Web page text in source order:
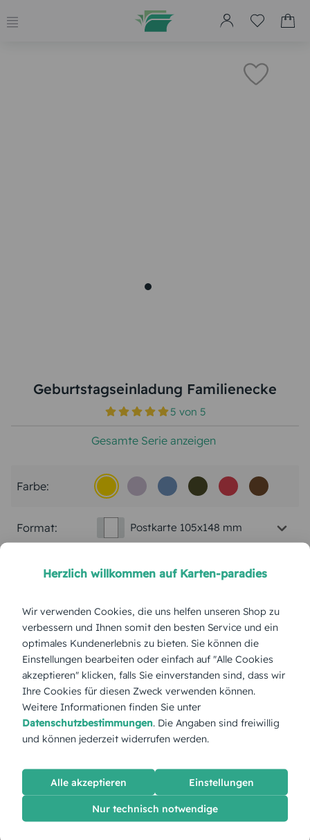
Geburtstagseinladung Familienecke
5 von 5
Gesamte Serie anzeigen
Farbe:
Format: Postkarte 105x148 mm
Papierart: Bilderdruck
Menge:
Stückpreis: 1,55 €
Gesamtpreis: 38,75 € Inkl. MwSt. zzgl. Versand
jetzt gestalten
Herzlich willkommen auf Karten-paradies
Wir verwenden Cookies, die uns helfen unseren Shop zu
verbessern und Ihnen somit den besten Service und ein
optimales Kundenerlebnis zu bieten. Sie können die
Einstellungen bearbeiten oder einfach auf "Alle Cookies
akzeptieren" klicken, falls Sie einverstanden sind, dass wir
Ihre Cookies für diesen Zweck verwenden können.
Weitere Informationen finden Sie unter
Datenschutzbestimmungen. Die Angaben sind freiwillig
und können jederzeit widerrufen werden.
Alle akzeptieren Einstellungen
Nur technisch notwendige